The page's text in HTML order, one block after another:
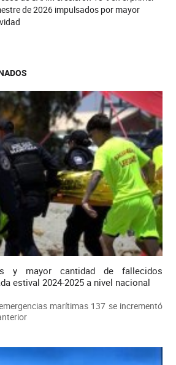
de 2026 impulsados por mayor
y mayor cantidad de fallecidos
estival 2024-2025 a nivel nacional
marítimas 137 se incrementó